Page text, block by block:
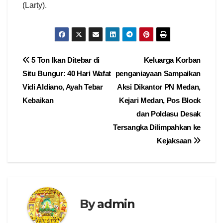
(Larty).
Navigasi
pos
Keluarga Korban
penganiayaan Sampaikan
Aksi Dikantor PN Medan,
Kejari Medan, Pos Block
dan Poldasu Desak
Tersangka Dilimpahkan ke
Kejaksaan
5 Ton Ikan Ditebar di
Situ Bungur: 40 Hari Wafat
Vidi Aldiano, Ayah Tebar
Kebaikan
Byadmin